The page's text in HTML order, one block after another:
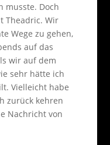
musste. Doch
Theadric. Wir
Wege zu gehen,
auf das
wir auf dem
sehr hätte ich
Vielleicht habe
zurück kehren
Nachricht von